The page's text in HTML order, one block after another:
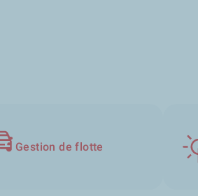
Gestion de flotte